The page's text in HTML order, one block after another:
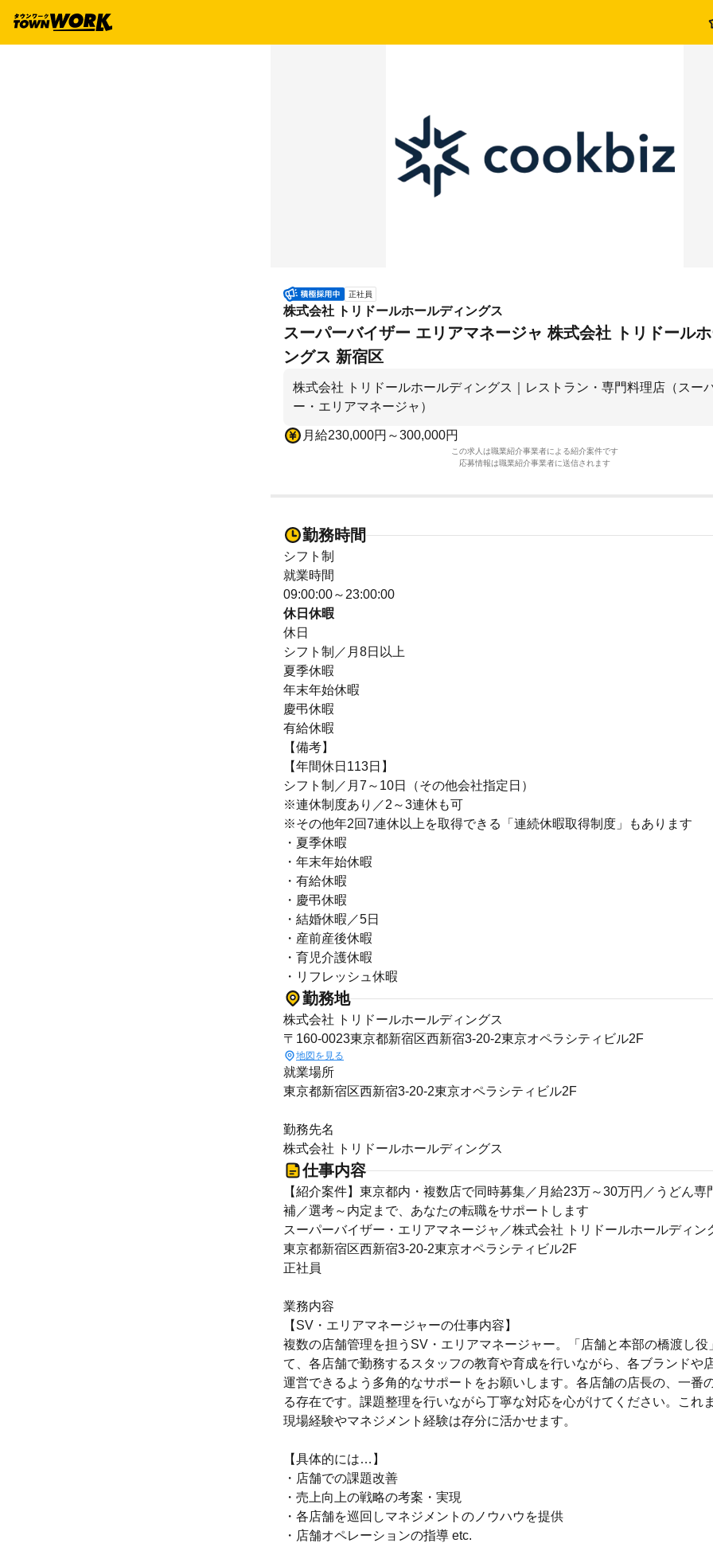
正社員
株式会社 トリドールホールディングス
スーパーバイザー エリアマネージャ 株式会社 トリドール
ングス 新宿区
株式会社 トリドールホールディングス｜レストラン・専門料理店（スー
ー・エリアマネージャ）
月給230,000円～300,000円
この求人は職業紹介事業者による紹介案件です
応募情報は職業紹介事業者に送信されます
勤務時間
シフト制
就業時間
09:00:00～23:00:00
休日休暇
休日
シフト制／月8日以上
夏季休暇
年末年始休暇
慶弔休暇
有給休暇
【備考】
【年間休日113日】
シフト制／月7～10日（その他会社指定日）
※連休制度あり／2～3連休も可
※その他年2回7連休以上を取得できる「連続休暇取得制度」もあります
・夏季休暇
・年末年始休暇
・有給休暇
・慶弔休暇
・結婚休暇／5日
・産前産後休暇
・育児介護休暇
・リフレッシュ休暇
勤務地
株式会社 トリドールホールディングス
〒160-0023東京都新宿区西新宿3-20-2東京オペラシティビル2F
地図を見る
就業場所
東京都新宿区西新宿3-20-2東京オペラシティビル2F
勤務先名
株式会社 トリドールホールディングス
仕事内容
【紹介案件】東京都内・複数店で同時募集／月給23万～30万円／うどん専
補／選考～内定まで、あなたの転職をサポートします
スーパーバイザー・エリアマネージャ／株式会社 トリドールホールディン
東京都新宿区西新宿3-20-2東京オペラシティビル2F
正社員
業務内容
【SV・エリアマネージャーの仕事内容】
複数の店舗管理を担うSV・エリアマネージャー。「店舗と本部の橋渡し役
て、各店舗で勤務するスタッフの教育や育成を行いながら、各ブランドや
運営できるよう多角的なサポートをお願いします。各店舗の店長の、一番
る存在です。課題整理を行いながら丁寧な対応を心がけてください。これ
現場経験やマネジメント経験は存分に活かせます。
【具体的には…】
・店舗での課題改善
・売上向上の戦略の考案・実現
・各店舗を巡回しマネジメントのノウハウを提供
・店舗オペレーションの指導 etc.